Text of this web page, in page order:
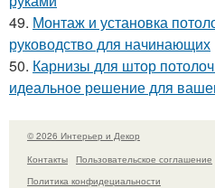
49. Монтаж и установка
руководство для начинающих
50. Карнизы для штор
идеальное решение для
© 2026 Интерьер и Декор
Контакты
Пользовательское соглашение
Политика конфидециальности